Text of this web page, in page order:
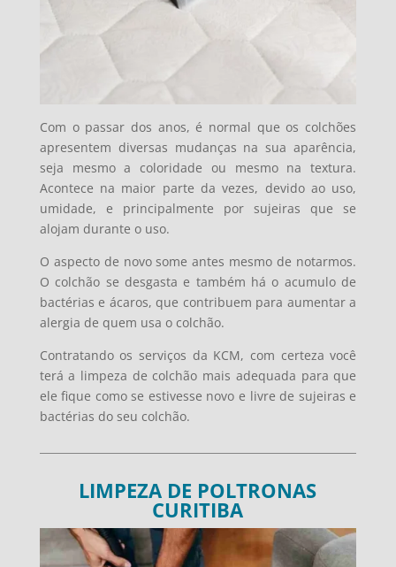
Com o passar dos anos, é normal que os colchões
apresentem diversas mudanças na sua aparência,
seja mesmo a coloridade ou mesmo na textura.
Acontece na maior parte da vezes, devido ao uso,
umidade, e principalmente por sujeiras que se
alojam durante o uso.
O aspecto de novo some antes mesmo de notarmos.
O colchão se desgasta e também há o acumulo de
bactérias e ácaros, que contribuem para aumentar a
alergia de quem usa o colchão.
Contratando os serviços da KCM, com certeza você
terá a limpeza de colchão mais adequada para que
ele fique como se estivesse novo e livre de sujeiras e
bactérias do seu colchão.
LIMPEZA DE POLTRONAS
CURITIBA